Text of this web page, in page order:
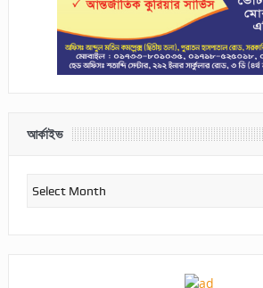
আর্কাইভ
আর্কাইভ